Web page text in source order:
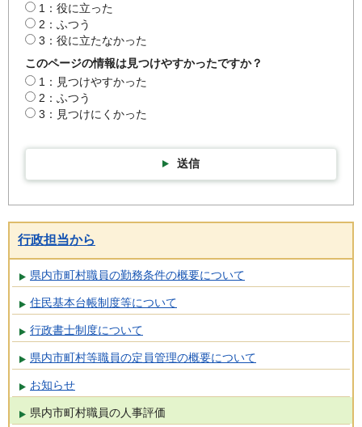
1：役に立った
2：ふつう
3：役に立たなかった
このページの情報は見つけやすかったですか？
1：見つけやすかった
2：ふつう
3：見つけにくかった
送信
行政担当から
県内市町村職員の勤務条件の概要について
住民基本台帳制度等について
行政書士制度について
県内市町村等職員の定員管理の概要について
お知らせ
県内市町村職員の人事評価